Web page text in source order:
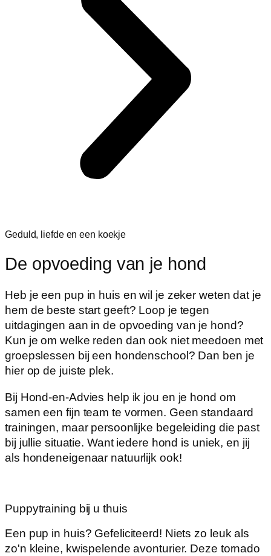
Geduld, liefde en een koekje
De opvoeding van je hond
Heb je een pup in huis en wil je zeker weten dat je
hem de beste start geeft? Loop je tegen
uitdagingen aan in de opvoeding van je hond?
Kun je om welke reden dan ook niet meedoen met
groepslessen bij een hondenschool? Dan ben je
hier op de juiste plek.
Bij Hond-en-Advies help ik jou en je hond om
samen een fijn team te vormen. Geen standaard
trainingen, maar persoonlijke begeleiding die past
bij jullie situatie. Want iedere hond is uniek, en jij
als hondeneigenaar natuurlijk ook!
Puppytraining bij u thuis
Een pup in huis? Gefeliciteerd! Niets zo leuk als
zo'n kleine, kwispelende avonturier. Deze tornado